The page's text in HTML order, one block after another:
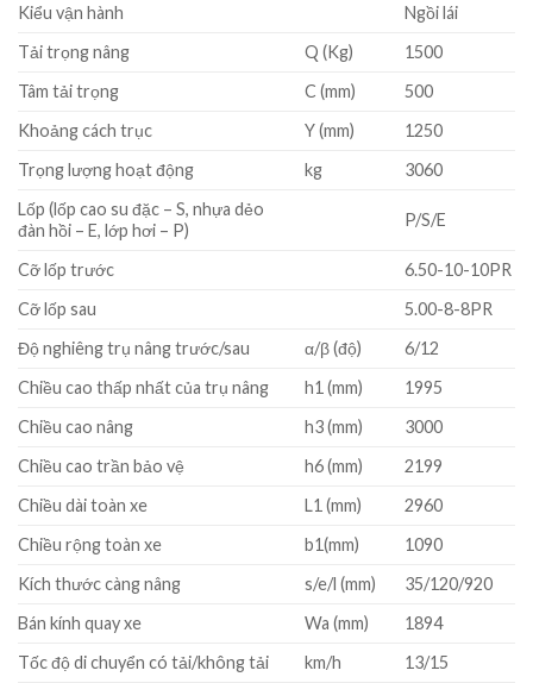
Kiểu vận hành
Ngồi lái
Tải trọng nâng
Q (Kg)
1500
Tâm tải trọng
C (mm)
500
Khoảng cách trục
Y (mm)
1250
Trọng lượng hoạt động
kg
3060
Lốp (lốp cao su đặc – S, nhựa dẻo
đàn hồi – E, lớp hơi – P)
P/S/E
Cỡ lốp trước
6.50-10-10PR
Cỡ lốp sau
5.00-8-8PR
Độ nghiêng trụ nâng trước/sau
α/β (độ)
6/12
Chiều cao thấp nhất của trụ nâng
h1 (mm)
1995
Chiều cao nâng
h3 (mm)
3000
Chiều cao trần bảo vệ
h6 (mm)
2199
Chiều dài toàn xe
L1 (mm)
2960
Chiều rộng toàn xe
b1(mm)
1090
Kích thước càng nâng
s/e/l (mm)
35/120/920
Bán kính quay xe
Wa (mm)
1894
Tốc độ di chuyển có tải/không tải
km/h 13/15